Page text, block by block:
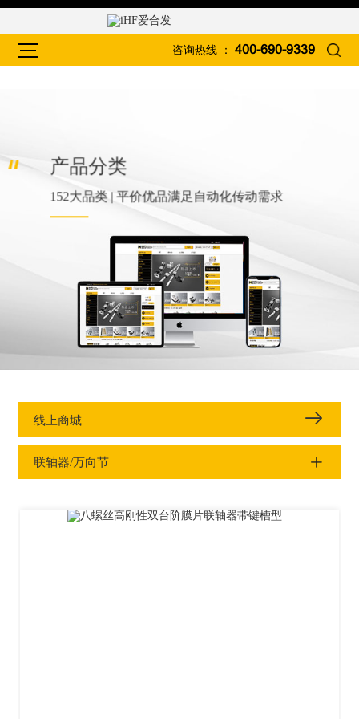
咨询热线 ： 400-690-9339
产品分类
152大品类 | 平价优品满足自动化传动需求
线上商城
联轴器/万向节